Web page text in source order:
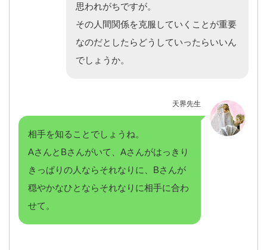
思われがちですが。
その人間関係を克服していくことが重要
なのだとしたらどうしていったらいいん
でしょうか。
天界先生
相手を知ることでしょうね。
AさんとBさんがいて、Aさんがはっきり
きっぱりの人ならそれなりに、Bさんが
穏やかなひとならそれなりに相手に合わ
せて。